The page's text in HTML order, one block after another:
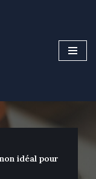
idéal pour